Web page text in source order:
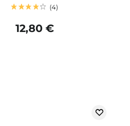
4
12,80 €